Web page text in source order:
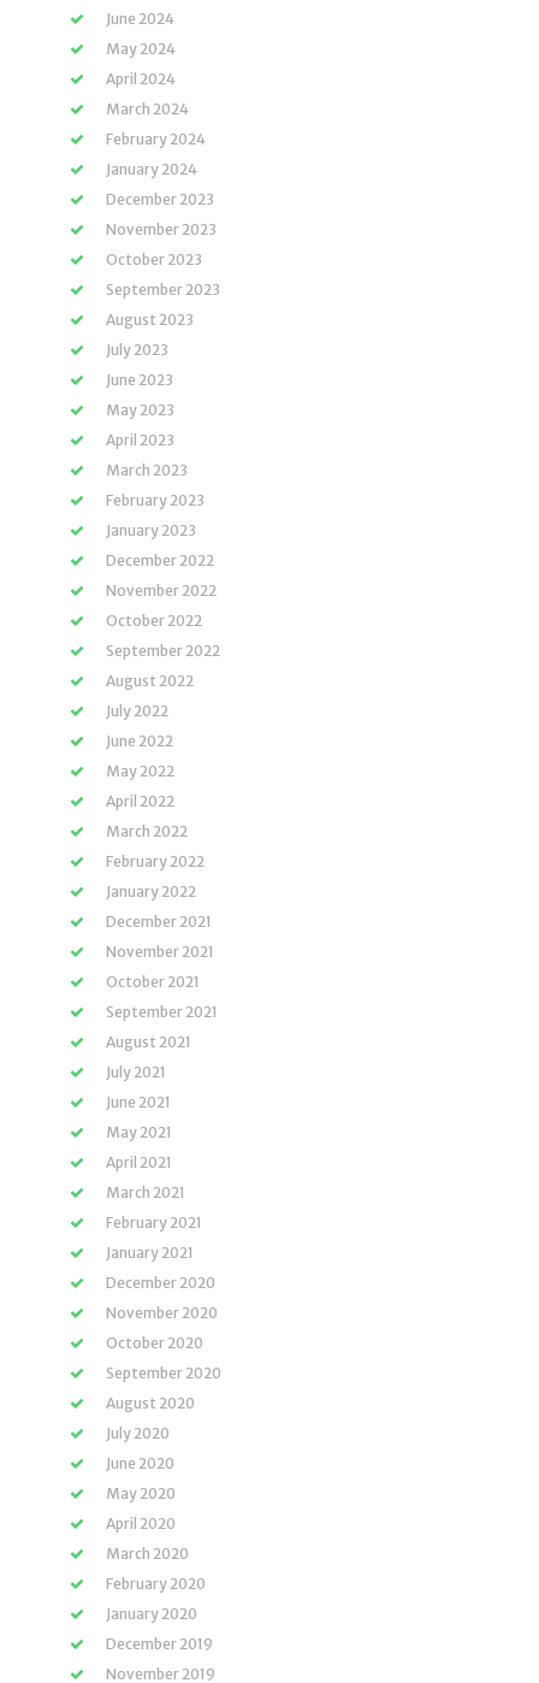
June 2024
May 2024
April 2024
March 2024
February 2024
January 2024
December 2023
November 2023
October 2023
September 2023
August 2023
July 2023
June 2023
May 2023
April 2023
March 2023
February 2023
January 2023
December 2022
November 2022
October 2022
September 2022
August 2022
July 2022
June 2022
May 2022
April 2022
March 2022
February 2022
January 2022
December 2021
November 2021
October 2021
September 2021
August 2021
July 2021
June 2021
May 2021
April 2021
March 2021
February 2021
January 2021
December 2020
November 2020
October 2020
September 2020
August 2020
July 2020
June 2020
May 2020
April 2020
March 2020
February 2020
January 2020
December 2019
November 2019